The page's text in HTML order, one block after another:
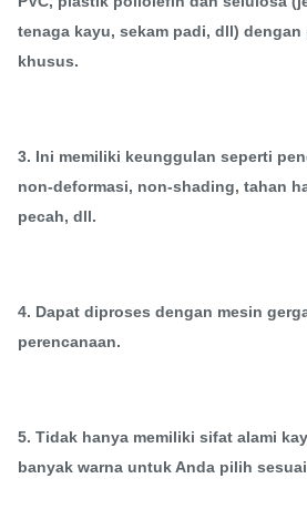
tenaga kayu, sekam padi, dll)
khusus.
3. Ini memiliki keunggulan seperti
non-deformasi, non-shading, tahan
pecah, dll.
4. Dapat diproses dengan mesin
perencanaan.
5. Tidak hanya memiliki sifat alami
banyak warna untuk Anda pilih